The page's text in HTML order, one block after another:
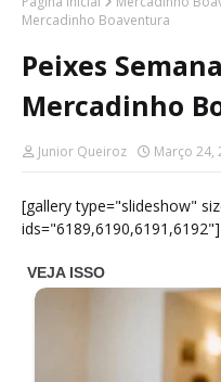
Mercadinho Boaventura
Peixes
Mercadinho
Junior Queiroz Março 24,
[gallery type="slideshow"
ids="6189,6190,6191,6192"]